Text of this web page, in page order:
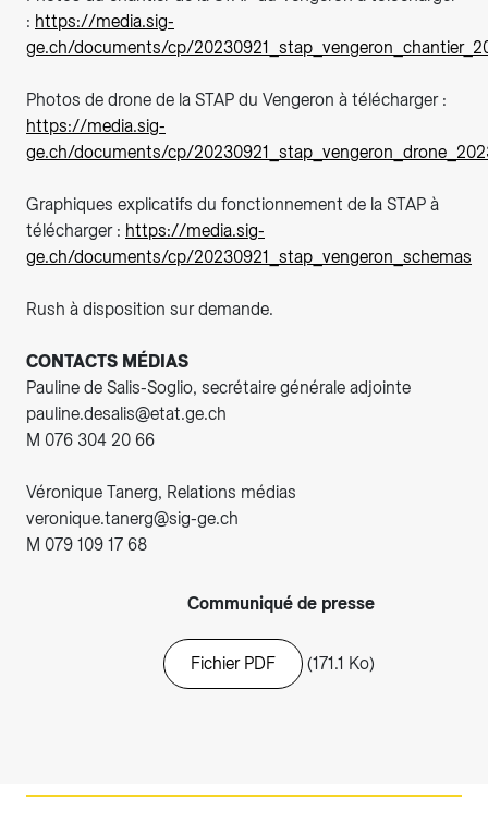
: https://media.sig-
ge.ch/documents/cp/
Photos de drone de la STAP du Vengeron à télécharger :
https://media.sig-
ge.ch/documents/cp/
Graphiques explicatifs du fonctionnement de la STAP à
télécharger : https://media.sig-
ge.ch/documents/cp/20230921_stap_vengeron_schemas
Rush à disposition sur demande.
CONTACTS MÉDIAS
Pauline de Salis-Soglio, secrétaire générale adjointe
pauline.desalis@etat.ge.ch
M 076 304 20 66
Véronique Tanerg, Relations médias
veronique.tanerg@sig-ge.ch
M 079 109 17 68
Communiqué de presse
Fichier PDF (171.1 Ko)